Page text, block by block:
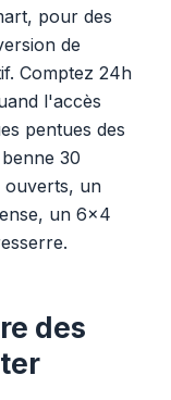
pour des
de
Comptez 24h
l'accès
pentues des
30
ouverts, un
un 6x4
des